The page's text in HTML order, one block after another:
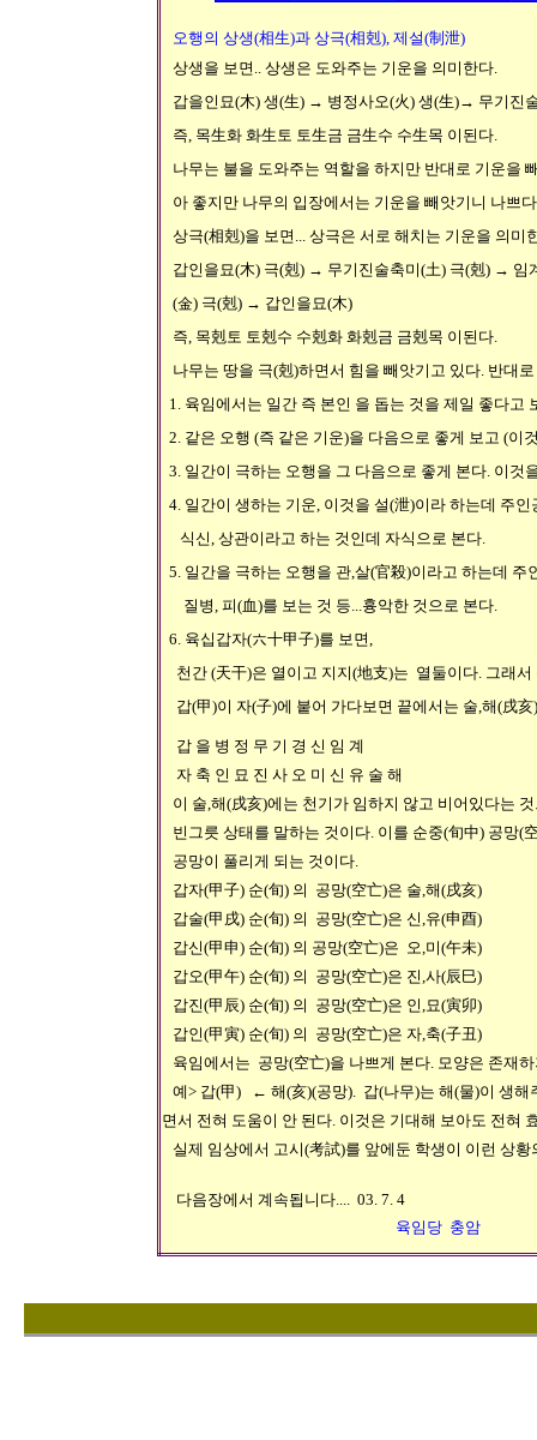
오행의 상생(相生)과 상극(相剋), 제설(制泄)
상생을 보면.. 상생은 도와주는 기운을 의미한다.
갑을인묘(木) 생(生) → 병정사오(火) 생(生)→ 무기진
즉, 목生화 화生토 토生금 금生수 수生목 이된다.
나무는 불을 도와주는 역할을 하지만 반대로 기운을
아 좋지만 나무의 입장에서는 기운을 빼앗기니 나쁘
상극(相剋)을 보면... 상극은 서로 해치는 기운을 의미
갑인을묘(木) 극(剋) → 무기진술축미(土) 극(剋) →
(金) 극(剋) → 갑인을묘(木)
즉, 목剋토 토剋수 수剋화 화剋금 금剋목 이된다.
나무는 땅을 극(剋)하면서 힘을 빼앗기고 있다. 반대
1. 육임에서는 일간 즉 본인 을 돕는 것을 제일 좋다
2. 같은 오행 (즉 같은 기운)을 다음으로 좋게 보고 (이
3. 일간이 극하는 오행을 그 다음으로 좋게 본다. 이것
4. 일간이 생하는 기운, 이것을 설(泄)이라 하는데 주
식신, 상관이라고 하는 것인데 자식으로 본다.
5. 일간을 극하는 오행을 관,살(官殺)이라고 하는데
질병, 피(血)를 보는 것 등...흉악한 것으로 본다.
6. 육십갑자(六十甲子)를 보면,
천간 (天干)은 열이고 지지(地支)는 열둘이다. 그래서
갑(甲)이 자(子)에 붙어 가다보면 끝에서는 술,해(戌
갑 을 병 정 무 기 경 신 임 계
자 축 인 묘 진 사 오 미 신 유 술 해
이 술,해(戌亥)에는 천기가 임하지 않고 비어있다는
빈그릇 상태를 말하는 것이다. 이를 순중(旬中) 공망(
공망이 풀리게 되는 것이다.
갑자(甲子) 순(旬) 의 공망(空亡)은 술,해(戌亥)
갑술(甲戌) 순(旬) 의 공망(空亡)은 신,유(申酉)
갑신(甲申) 순(旬) 의 공망(空亡)은 오,미(午未)
갑오(甲午) 순(旬) 의 공망(空亡)은 진,사(辰巳)
갑진(甲辰) 순(旬) 의 공망(空亡)은 인,묘(寅卯)
갑인(甲寅) 순(旬) 의 공망(空亡)은 자,축(子丑)
육임에서는 공망(空亡)을 나쁘게 본다. 모양은 존재
예> 갑(甲) ← 해(亥)(공망). 갑(나무)는 해(물)이 생
면서 전혀 도움이 안 된다. 이것은 기대해 보아도 전혀
실제 임상에서 고시(考試)를 앞에둔 학생이 이런 상
다음장에서 계속됩니다.... 03. 7. 4
육임당 충암